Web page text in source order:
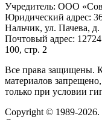
Учредитель: ООО
Юридический адрес:
Нальчик, ул. Пачева, д.
Почтовый адрес:
100, стр. 2
Все права защищены.
материалов
только при условии
Copyright © 1989-